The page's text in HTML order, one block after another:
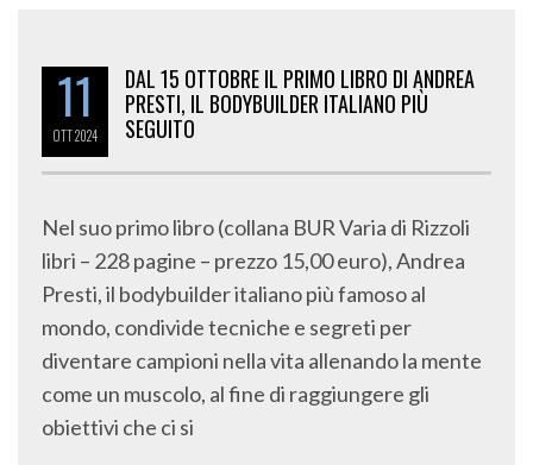
11
OTT2024
DAL 15 OTTOBRE IL PRIMO LIBRO DI ANDREA
PRESTI, IL BODYBUILDER ITALIANO PIÙ
SEGUITO
Nel suo primo libro (collana BUR Varia di Rizzoli
libri – 228 pagine – prezzo 15,00 euro), Andrea
Presti, il bodybuilder italiano più famoso al
mondo, condivide tecniche e segreti per
diventare campioni nella vita allenando la mente
come un muscolo, al fine di raggiungere gli
obiettivi che ci si